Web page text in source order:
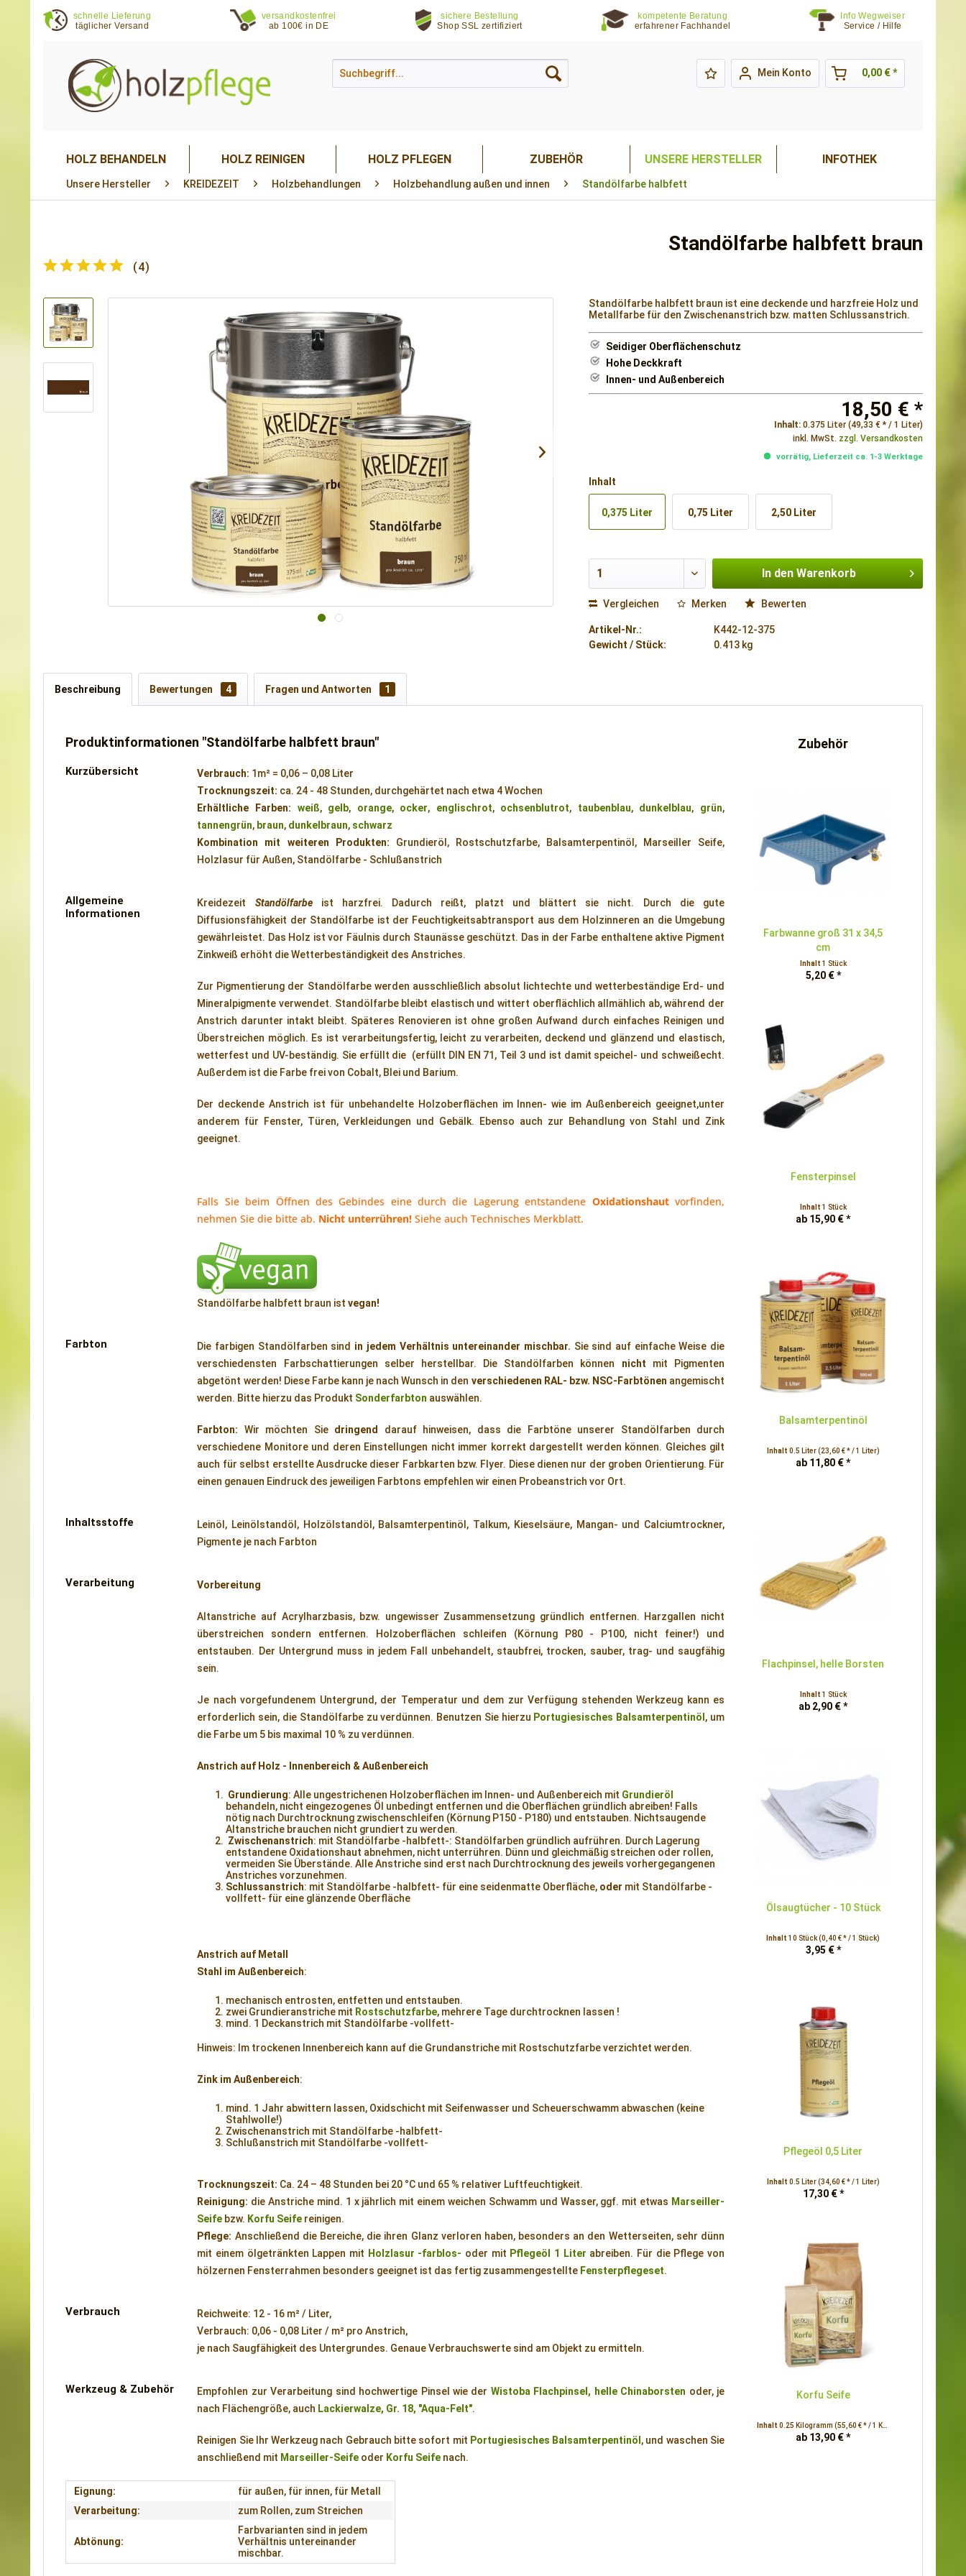
schnelle Lieferung
täglicher Versand
versandkostenfrei
ab 100€ in DE
sichere Bestellung
Shop SSL zertifiziert
kompetente Beratung
erfahrener Fachhandel
Info Wegweiser
Service / Hilfe
Mein Konto 0,00 € *
HOLZ BEHANDELN HOLZ REINIGEN HOLZ PFLEGEN ZUBEHÖR UNSERE HERSTELLER INFOTHEK
Unsere Hersteller KREIDEZEIT Holzbehandlungen Holzbehandlung außen und innen Standölfarbe halbfett
Standölfarbe halbfett braun
(4)
Standölfarbe halbfett braun ist eine deckende und harzfreie Holz und
Metallfarbe für den Zwischenanstrich bzw. matten Schlussanstrich.
Seidiger Oberflächenschutz
Hohe Deckkraft
Innen- und Außenbereich
18,50 € *
Inhalt: 0.375 Liter (49,33 € * / 1 Liter)
inkl. MwSt. zzgl. Versandkosten
vorrätig, Lieferzeit ca. 1-3 Werktage
Inhalt
0,375 Liter 0,75 Liter 2,50 Liter
In den Warenkorb
Vergleichen Merken Bewerten
Artikel-Nr.:
K442-12-375
Gewicht / Stück:
0.413 kg
Beschreibung Bewertungen 4 Fragen und Antworten 1
Produktinformationen "Standölfarbe halbfett braun"
Kurzübersicht Verbrauch: 1m² = 0,06 – 0,08 Liter
Trocknungszeit: ca. 24 - 48 Stunden, durchgehärtet nach etwa 4 Wochen
Erhältliche Farben: weiß, gelb, orange, ocker, englischrot, ochsenblutrot, taubenblau, dunkelblau, grün,
tannengrün, braun, dunkelbraun, schwarz
Kombination mit weiteren Produkten: Grundieröl, Rostschutzfarbe, Balsamterpentinöl, Marseiller Seife,
Holzlasur für Außen, Standölfarbe - Schlußanstrich
Allgemeine
Informationen
Kreidezeit Standölfarbeist harzfrei. Dadurch reißt, platzt und blättert sie nicht. Durch die gute
Diffusionsfähigkeit der Standölfarbe ist der Feuchtigkeitsabtransport aus dem Holzinneren an die Umgebung
gewährleistet. Das Holz ist vor Fäulnis durch Staunässe geschützt. Das in der Farbe enthaltene aktive Pigment
Zinkweiß erhöht die Wetterbeständigkeit des Anstriches.
Zur Pigmentierung der Standölfarbe werden ausschließlich absolut lichtechte und wetterbeständige Erd- und
Mineralpigmente verwendet. Standölfarbe bleibt elastisch und wittert oberflächlich allmählich ab, während der
Anstrich darunter intakt bleibt. Späteres Renovieren ist ohne großen Aufwand durch einfaches Reinigen und
Überstreichen möglich. Es ist verarbeitungsfertig, leicht zu verarbeiten, deckend und glänzend und elastisch,
wetterfest und UV-beständig. Sie erfüllt die (erfüllt DIN EN 71, Teil 3 und ist damit speichel- und schweißecht.
Außerdem ist die Farbe frei von Cobalt, Blei und Barium.
Der deckende Anstrich ist für unbehandelte Holzoberflächen im Innen- wie im Außenbereich geeignet,unter
anderem für Fenster, Türen, Verkleidungen und Gebälk. Ebenso auch zur Behandlung von Stahl und Zink
geeignet.
Falls Sie beim Öffnen des Gebindes eine durch die Lagerung entstandene Oxidationshaut vorfinden,
nehmen Sie die bitte ab. Nicht unterrühren! Siehe auch Technisches Merkblatt.
Standölfarbe halbfett braun istvegan!
Farbton Die farbigen Standölfarben sind in jedem Verhältnis untereinander mischbar. Sie sind auf einfache Weise die
verschiedensten Farbschattierungen selber herstellbar. Die Standölfarben können nicht mit Pigmenten
abgetönt werden! Diese Farbe kann je nach Wunsch in den verschiedenen RAL- bzw. NSC-Farbtönen angemischt
werden. Bitte hierzu das Produkt Sonderfarbton auswählen.
Farbton: Wir möchten Sie dringend
darauf hinweisen, dass die Farbtöne unserer Standölfarben durch
verschiedene Monitore und deren Einstellungen nicht immer korrekt dargestellt werden können. Gleiches gilt
auch für selbst erstellte Ausdrucke dieser Farbkarten bzw. Flyer. Diese dienen nur der groben Orientierung. Für
einen genauen Eindruck des jeweiligen Farbtons empfehlen wir einen Probeanstrich vor Ort.
Inhaltsstoffe
Leinöl, Leinölstandöl, Holzölstandöl, Balsamterpentinöl, Talkum, Kieselsäure, Mangan- und Calciumtrockner,
Pigmente je nach Farbton
Verarbeitung Vorbereitung
Altanstriche auf Acrylharzbasis, bzw. ungewisser Zusammensetzung gründlich entfernen. Harzgallen nicht
überstreichen sondern entfernen. Holzoberflächen schleifen (Körnung P80 - P100, nicht feiner!) und
entstauben. Der Untergrund muss in jedem Fall unbehandelt, staubfrei, trocken, sauber, trag- und saugfähig
sein.
Je nach vorgefundenem Untergrund, der Temperatur und dem zur Verfügung stehenden Werkzeug kann es
erforderlich sein, die Standölfarbe zu verdünnen. Benutzen Sie hierzu Portugiesisches Balsamterpentinöl , um
die Farbe um 5 bis maximal 10 % zu verdünnen.
Anstrich auf Holz - Innenbereich & Außenbereich
Grundierung: Alle ungestrichenen Holzoberflächen im Innen- und Außenbereich mit Grundieröl
behandeln, nicht eingezogenes Öl unbedingt entfernen und die Oberflächen gründlich abreiben! Falls
nötig nach Durchtrocknung zwischenschleifen (Körnung P150 - P180) und entstauben. Nichtsaugende
Altanstriche brauchen nicht grundiert zu werden.
Zwischenanstrich: mit Standölfarbe -halbfett-: Standölfarben gründlich aufrühren. Durch Lagerung
entstandene Oxidationshaut abnehmen, nicht unterrühren. Dünn und gleichmäßig streichen oder rollen,
vermeiden Sie Überstände. Alle Anstriche sind erst nach Durchtrocknung des jeweils vorhergegangenen
Anstriches vorzunehmen.
Schlussanstrich: mit Standölfarbe -halbfett- für eine seidenmatte Oberfläche, oder mit Standölfarbe -
vollfett- für eine glänzende Oberfläche
Anstrich auf Metall
Stahl im Außenbereich:
mechanisch entrosten, entfetten und entstauben.
zwei Grundieranstriche mit Rostschutzfarbe, mehrere Tage durchtrocknen lassen !
mind. 1 Deckanstrich mit Standölfarbe -vollfett-
Hinweis: Im trockenen Innenbereich kann auf die Grundanstriche mit Rostschutzfarbe verzichtet werden.
Zink im Außenbereich:
mind. 1 Jahr abwittern lassen, Oxidschicht mit Seifenwasser und Scheuerschwamm abwaschen (keine
Stahlwolle!)
Zwischenanstrich mit Standölfarbe -halbfett-
Schlußanstrich mit Standölfarbe -vollfett-
Trocknungszeit: Ca. 24 – 48 Stunden bei 20 °C und 65 % relativer Luftfeuchtigkeit.
Reinigung: die Anstriche mind. 1 x jährlich mit einem weichen Schwamm und Wasser, ggf. mit etwas Marseiller-
Seife bzw. Korfu Seife reinigen.
Pflege: Anschließend die Bereiche, die ihren Glanz verloren haben, besonders an den Wetterseiten, sehr dünn
mit einem ölgetränkten Lappen mit Holzlasur -farblos- oder mit Pflegeöl 1 Liter abreiben. Für die Pflege von
hölzernen Fensterrahmen besonders geeignet ist das fertig zusammengestellte Fensterpflegeset.
Verbrauch
Reichweite: 12 - 16 m² / Liter,
Verbrauch: 0,06 - 0,08 Liter / m² pro Anstrich,
je nach Saugfähigkeit des Untergrundes. Genaue Verbrauchswerte sind am Objekt zu ermitteln.
Werkzeug & Zubehör Empfohlen zur Verarbeitung sind hochwertige Pinsel wie der Wistoba Flachpinsel, helle Chinaborsten oder, je
nach Flächengröße, auch Lackierwalze, Gr. 18, "Aqua-Felt".
Reinigen Sie Ihr Werkzeug nach Gebrauch bitte sofort mit Portugiesisches Balsamterpentinöl , und waschen Sie
anschließend mit Marseiller-Seife oder Korfu Seife nach.
Eignung:
für außen, für innen, für Metall
Verarbeitung:
zum Rollen, zum Streichen
Abtönung:
Farbvarianten sind in jedem
Verhältnis untereinander
mischbar.
Zubehör
Farbwanne groß 31 x 34,5
cm
Inhalt 1 Stück
5,20 € *
Fensterpinsel
Inhalt 1 Stück
ab 15,90 € *
Balsamterpentinöl
Inhalt 0.5 Liter(23,60 € * / 1 Liter)
ab 11,80 € *
Flachpinsel, helle Borsten
Inhalt 1 Stück
ab 2,90 € *
Ölsaugtücher - 10 Stück
Inhalt10 Stück(0,40 € * / 1 Stück)
3,95 € *
Pflegeöl 0,5 Liter
Inhalt 0.5 Liter(34,60 € * / 1 Liter)
17,30 € *
Korfu Seife
Inhalt 0.25 Kilogramm (55,60 € * / 1 Kilogramm)
ab 13,90 € *